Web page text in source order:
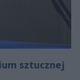
sztucznej